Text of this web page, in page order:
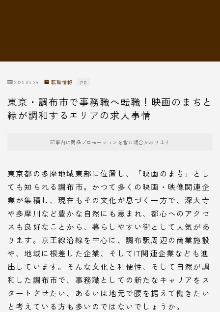
2025.05.29 転職情報 PR
東京・調布市で事務職へ転職！映画のまちと
緑が調和するエリアの求人事情
記事内に商品プロモーションを含む場合があります
東京都の多摩地域東部に位置し、「映画のまち」とし
ても知られる調布市。かつて多くの映画・映像関連企
業が集積し、現在もその文化が息づく一方で、深大寺
や多摩川など豊かな自然にも恵まれ、都心へのアクセ
スも良好なことから、暮らしやすい街として人気があ
ります。京王線沿線を中心に、調布駅周辺の商業施設
や、地域に根差した企業、そしてIT関連企業なども進
出しています。そんな文化と利便性、そして自然が調
和した調布市で、事務職としての新たなキャリアをス
タートさせたい、あるいは地元で腰を据えて働きたい
と考えている方も多いのではないでしょうか。